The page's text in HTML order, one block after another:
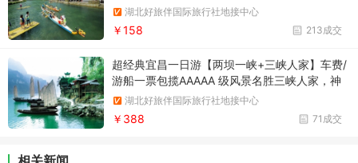
故里——AAAAA景区，非遗小巷
湖北好旅伴国际旅行社地接中心
213成交
￥158
超经典宜昌一日游【两坝一峡+三峡人家】车费/
游船一票包揽AAAAA 级风景名胜三峡人家，神
秘的巴楚文化，豪华游轮，
湖北好旅伴国际旅行社地接中心
71成交
￥388